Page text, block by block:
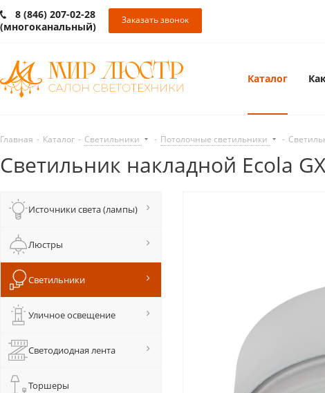
8 (846) 207-02-28
(многоканальный)
Заказать звонок
Каталог
Главная - Каталог - Светильники - Потолочные светильники -
Светильник накладной Ecola
Источники света (лампы)
Люстры
Светильники
Уличное освещение
Светодиодная лента
Торшеры